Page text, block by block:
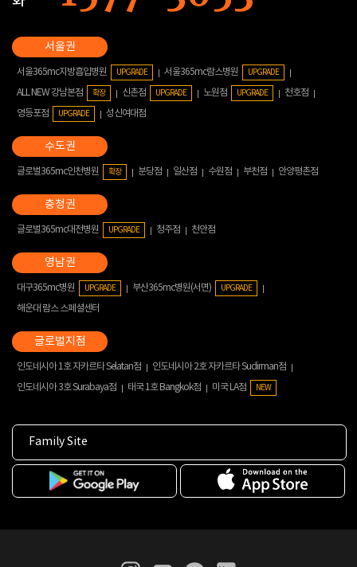
서울365mc지방흡입병원 UPGRADE 서울365mc람스병원 UPGRADE
ALL NEW 강남본점 확장 신촌점 UPGRADE 노원점 UPGRADE
천호점
영등포점
UPGRADE 성신여대점
글로벌365mc인천병원 확장 분당점 일산점 수원점 부천점 안양평촌점
글로벌365mc대전병원 UPGRADE 청주점 천안점
대구365mc병원 UPGRADE 부산365mc병원(서면) UPGRADE
해운대 람스 스페셜센터
인도네시아 1호 자카르타 Selatan점
인도네시아 2호 자카르타 Sudirman점
인도네시아 3호 Surabaya점
태국 1호 Bangkok점 미국 LA점 NEW
Family Site